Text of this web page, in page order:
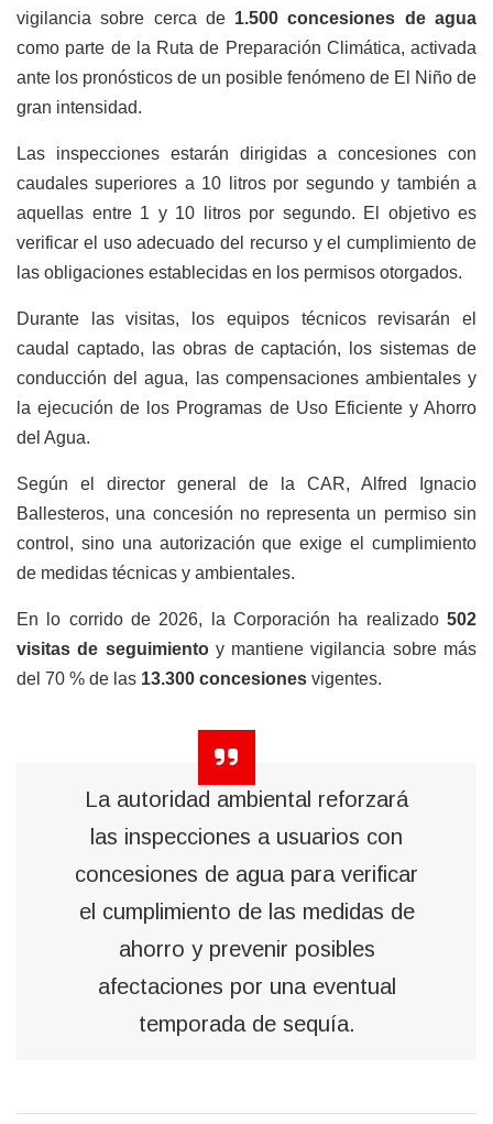
vigilancia sobre cerca de 1.500 concesiones de agua
como parte de la Ruta de Preparación Climática, activada
ante los pronósticos de un posible fenómeno de El Niño de
gran intensidad.
Las inspecciones estarán dirigidas a concesiones con
caudales superiores a 10 litros por segundo y también a
aquellas entre 1 y 10 litros por segundo. El objetivo es
verificar el uso adecuado del recurso y el cumplimiento de
las obligaciones establecidas en los permisos otorgados.
Durante las visitas, los equipos técnicos revisarán el
caudal captado, las obras de captación, los sistemas de
conducción del agua, las compensaciones ambientales y
la ejecución de los Programas de Uso Eficiente y Ahorro
del Agua.
Según el director general de la CAR, Alfred Ignacio
Ballesteros, una concesión no representa un permiso sin
control, sino una autorización que exige el cumplimiento
de medidas técnicas y ambientales.
En lo corrido de 2026, la Corporación ha realizado 502
visitas de seguimientoy mantiene vigilancia sobre más
del 70 % de las 13.300 concesiones vigentes.
La autoridad ambiental reforzará
las inspecciones a usuarios con
concesiones de agua para verificar
el cumplimiento de las medidas de
ahorro y prevenir posibles
afectaciones por una eventual
temporada de sequía.